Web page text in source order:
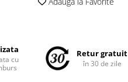
cu
Retur gratuit
în 30 de zile